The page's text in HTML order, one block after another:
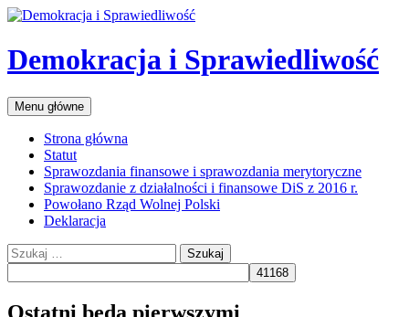
Przejdź
treści
Demokracja i Sprawiedliwość
Szukaj
Menu główne
Strona główna
Statut
Sprawozdania finansowe i sprawozdania merytoryczne
Sprawozdanie z działalności i finansowe DiS z 2016 r.
Powołano Rząd Wolnej Polski
Deklaracja
Szukaj:
Ostatni będą pierwszymi